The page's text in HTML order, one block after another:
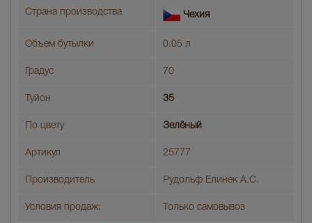
Страна производства Чехия
Объем бутылки 0.05 л
Градус 70
Туйон 35
По цвету Зелёный
Артикул 25777
Производитель Рудольф Елинек А.С.
Условия продаж: Только самовывоз